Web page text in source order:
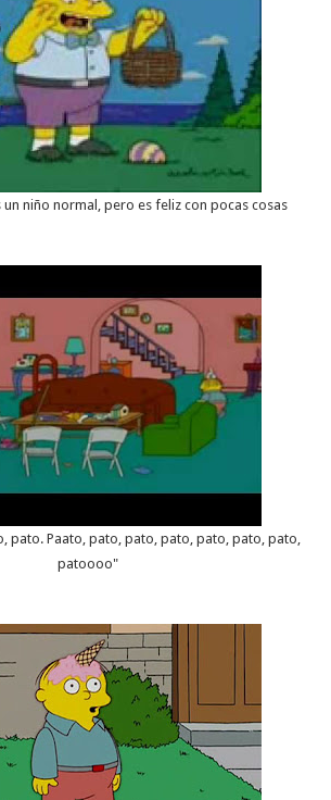
un niño normal, pero es feliz con pocas cosas
pato. Paato, pato, pato, pato, pato, pato, pato,
patoooo"